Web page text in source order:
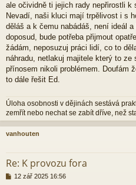
e
k
ale očividně ti jejich rady nepřirostli
Nevadí, naši kluci mají trpělivost i s
děláš a k čemu nabádáš, není ideál
doposud, bude potřeba přijmout
žádám, neposuzuj práci lidí, co to
náhradu, netlakuj majitele který to
přínosem nikoli problémem. Doufám
to dále řešit Ed.
Úloha osobnosti v dějinách sestává
zemřít nebo nechat se zabít dříve, než
vanhouten
Re: K provozu fora
P12 zář 2025 16:56